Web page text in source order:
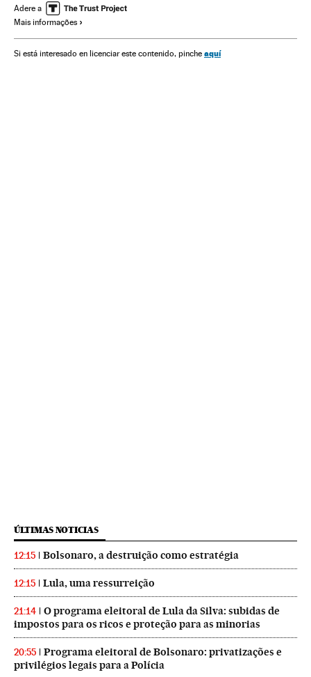
Gastronomia Cultura
Adere a
Mais informações
Si está interesado en licenciar este contenido, pinche aquí
ÚLTIMAS NOTICIAS
12:15 Bolsonaro, a destruição como estratégia
12:15 Lula, uma ressurreição
21:14
O programa eleitoral de Lula da Silva: subidas de
impostos para os ricos e proteção para as minorias
20:55
Programa eleitoral de Bolsonaro: privatizações e
privilégios legais para a Polícia